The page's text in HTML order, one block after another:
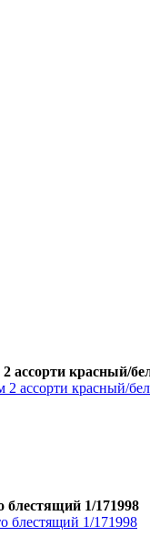
ассорти красный/
блестящий 1/171998